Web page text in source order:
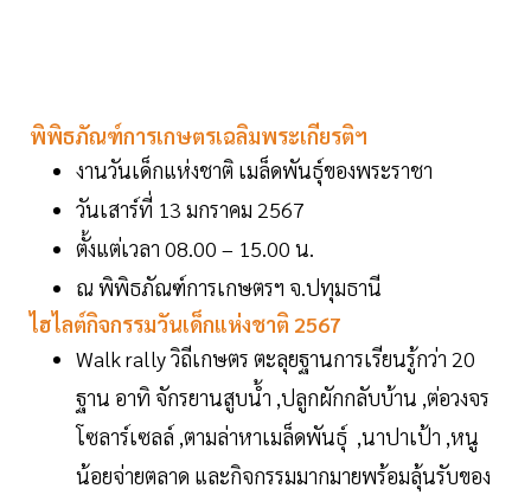
พิพิธภัณฑ์การเกษตรเฉลิมพระเกียรติฯ
งานวันเด็กแห่งชาติ เมล็ดพันธุ์ของพระราชา
วันเสาร์ที่ 13 มกราคม 2567
ตั้งแต่เวลา 08.00 – 15.00 น.
ณ พิพิธภัณฑ์การเกษตรฯ จ.ปทุมธานี
ไฮไลต์กิจกรรมวันเด็กแห่งชาติ 2567
Walk rally วิถีเกษตร ตะลุยฐานการเรียนรู้กว่า 20
ฐาน อาทิ จักรยานสูบน้ำ ,ปลูกผักกลับบ้าน ,ต่อวงจร
โซลาร์เซลล์ ,ตามล่าหาเมล็ดพันธุ์ ,นาปาเป้า ,หนู
น้อยจ่ายตลาด และกิจกรรมมากมายพร้อมลุ้นรับของ